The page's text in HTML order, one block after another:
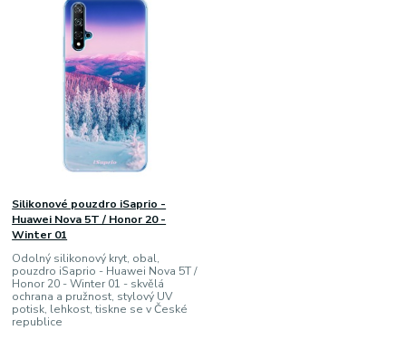
Silikonové pouzdro iSaprio -
Huawei Nova 5T / Honor 20 -
Winter 01
Odolný silikonový kryt, obal,
pouzdro iSaprio - Huawei Nova 5T /
Honor 20 - Winter 01 - skvělá
ochrana a pružnost, stylový UV
potisk, lehkost, tiskne se v České
republice